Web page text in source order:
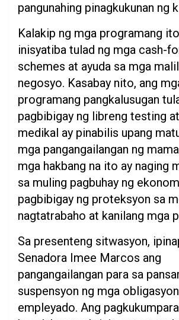
pangunahing pinagkukunan ng
Kalakip ng mga programang
inisyatiba tulad ng mga cash-
schemes at ayuda sa mga
negosyo. Kasabay nito, ang
programang pangkalusugan
pagbibigay ng libreng testing
medikal ay pinabilis upang
mga pangangailangan ng
mga hakbang na ito ay naging
sa muling pagbuhay ng
pagbibigay ng proteksyon sa
nagtatrabaho at kanilang mga
Sa presenteng sitwasyon,
Senadora Imee Marcos ang
pangangailangan para sa
suspensyon ng mga
empleyado. Ang